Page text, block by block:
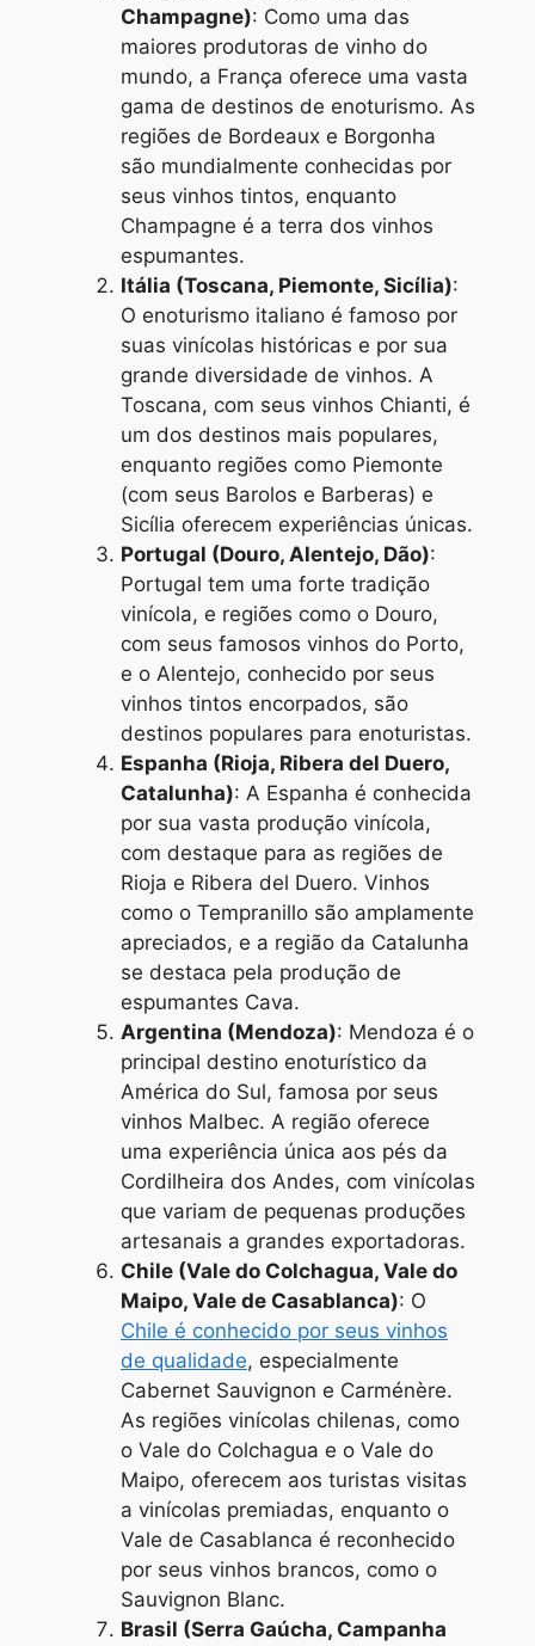
Champagne): Como uma das
maiores produtoras de vinho do
mundo, a França oferece uma vasta
gama de destinos de enoturismo. As
regiões de Bordeaux e Borgonha
são mundialmente conhecidas por
seus vinhos tintos, enquanto
Champagne é a terra dos vinhos
espumantes.
Itália (Toscana, Piemonte, Sicília):
O enoturismo italiano é famoso por
suas vinícolas históricas e por sua
grande diversidade de vinhos. A
Toscana, com seus vinhos Chianti, é
um dos destinos mais populares,
enquanto regiões como Piemonte
(com seus Barolos e Barberas) e
Sicília oferecem experiências únicas.
Portugal (Douro, Alentejo, Dão):
Portugal tem uma forte tradição
vinícola, e regiões como o Douro,
com seus famosos vinhos do Porto,
e o Alentejo, conhecido por seus
vinhos tintos encorpados, são
destinos populares para enoturistas.
Espanha (Rioja, Ribera del Duero,
Catalunha): A Espanha é conhecida
por sua vasta produção vinícola,
com destaque para as regiões de
Rioja e Ribera del Duero. Vinhos
como o Tempranillo são amplamente
apreciados, e a região da Catalunha
se destaca pela produção de
espumantes Cava.
Argentina (Mendoza): Mendoza é o
principal destino enoturístico da
América do Sul, famosa por seus
vinhos Malbec. A região oferece
uma experiência única aos pés da
Cordilheira dos Andes, com vinícolas
que variam de pequenas produções
artesanais a grandes exportadoras.
Chile (Vale do Colchagua, Vale do
Maipo, Vale de Casablanca): O
Chile é conhecido por seus vinhos
de qualidade, especialmente
Cabernet Sauvignon e Carménère.
As regiões vinícolas chilenas, como
o Vale do Colchagua e o Vale do
Maipo, oferecem aos turistas visitas
a vinícolas premiadas, enquanto o
Vale de Casablanca é reconhecido
por seus vinhos brancos, como o
Sauvignon Blanc.
Brasil (Serra Gaúcha, Campanha